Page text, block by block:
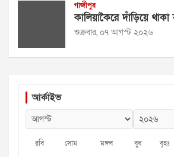
গাজীপুর
কালিয়াকৈরে দাঁড়িয়ে
শুক্রবার, ০৭ আগস্ট ২০২৬
আর্কাইভ
রবি সোম মঙ্গল বুধ বৃহঃ